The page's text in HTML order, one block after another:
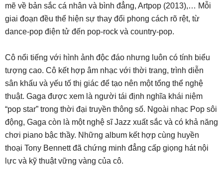
mẽ về bản sắc cá nhân và bình đẳng, Artpop (2013),… Mỗi
giai đoạn đều thể hiện sự thay đổi phong cách rõ rệt, từ
dance-pop điện tử đến pop-rock và country-pop.
Cô nổi tiếng với hình ảnh độc đáo nhưng luôn có tính biểu
tượng cao. Cô kết hợp âm nhạc với thời trang, trình diễn
sân khấu và yếu tố thị giác để tạo nên một tổng thể nghệ
thuật. Gaga được xem là người tái định nghĩa khái niệm
“pop star” trong thời đại truyền thông số. Ngoài nhạc Pop sôi
động, Gaga còn là một nghệ sĩ Jazz xuất sắc và có khả năng
chơi piano bậc thầy. Những album kết hợp cùng huyền
thoại Tony Bennett đã chứng minh đẳng cấp giọng hát nội
lực và kỹ thuật vững vàng của cô.